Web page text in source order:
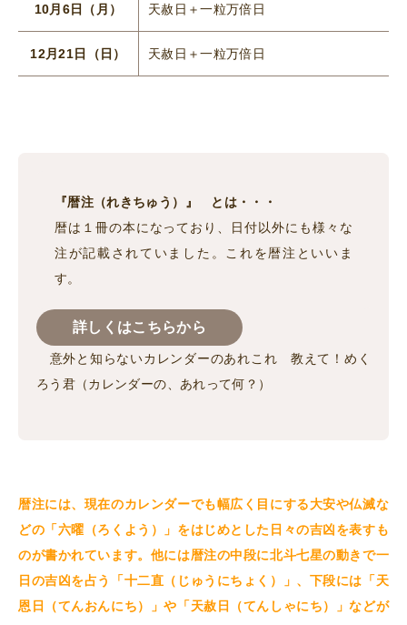
10月6日（月） 天赦日＋一粒万倍日
12月21日（日） 天赦日＋一粒万倍日
『暦注（れきちゅう）』 とは・・・
暦は１冊の本になっており、日付以外にも様々な
注が記載されていました。これを暦注といいま
す。
詳しくはこちらから
意外と知らないカレンダーのあれこれ 教えて！めく
ろう君（カレンダーの、あれって何？）
暦注には、現在のカレンダーでも幅広く目にする大安や仏滅な
どの「六曜（ろくよう）」をはじめとした日々の吉凶を表すも
のが書かれています。他には暦注の中段に北斗七星の動きで一
日の吉凶を占う「十二直（じゅうにちょく）」、下段には「天
恩日（てんおんにち）」や「天赦日（てんしゃにち）」などが